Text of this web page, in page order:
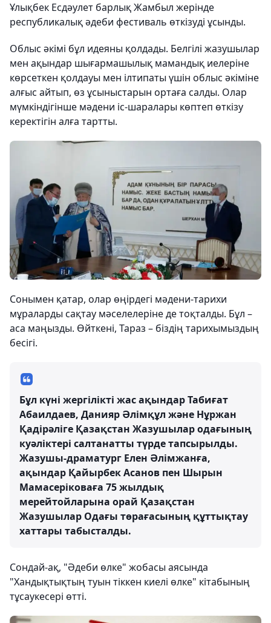
Ұлықбек Есдәулет барлық Жамбыл жерінде
республикалық әдеби фестиваль өткізуді ұсынды.
Облыс әкімі бұл идеяны қолдады. Белгілі жазушылар
мен ақындар шығармашылық мамандық иелеріне
көрсеткен қолдауы мен ілтипаты үшін облыс әкіміне
алғыс айтып, өз ұсыныстарын ортаға салды. Олар
мүмкіндігінше мәдени іс-шаралары көптеп өткізу
керектігін алға тартты.
Сонымен қатар, олар өңірдегі мәдени-тарихи
мұраларды сақтау мәселелеріне де тоқталды. Бұл –
аса маңызды. Өйткені, Тараз – біздің тарихымыздың
бесігі.
Бұл күні жергілікті жас ақындар Табиғат
Абаилдаев, Данияр Әлімқұл және Нұржан
Қадірәліге Қазақстан Жазушылар одағының
куәліктері салтанатты түрде тапсырылды.
Жазушы-драматург Елен Әлімжанға,
ақындар Қайырбек Асанов пен Шырын
Мамасеріковаға 75 жылдық
мерейтойларына орай Қазақстан
Жазушылар Одағы төрағасының құттықтау
хаттары табысталды.
Сондай-ақ, "Әдеби өлке" жобасы аясында
"Хандықтықтың туын тіккен киелі өлке" кітабының
тұсаукесері өтті.